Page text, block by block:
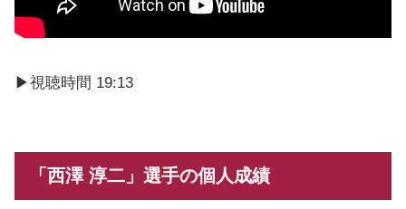
▶視聴時間 19:13
「西澤 淳二」選手の個人成績